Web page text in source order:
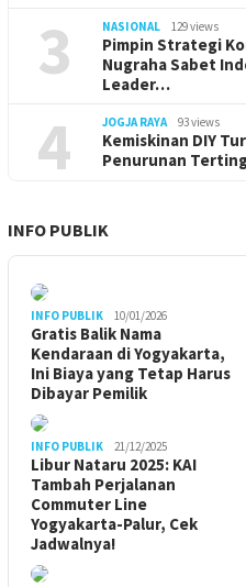
3 NASIONAL 129 views
Pimpin Strategi
Nugraha Sabet
Leader…
4 JOGJA RAYA 93 views
Kemiskinan DIY
Penurunan
INFO PUBLIK
INFO PUBLIK 10/01/2026
Gratis Balik Nama
Kendaraan di Yogyakarta,
Ini Biaya yang Tetap Harus
Dibayar Pemilik
INFO PUBLIK 21/12/2025
Libur Nataru 2025: KAI
Tambah Perjalanan
Commuter Line
Yogyakarta-Palur, Cek
Jadwalnya!